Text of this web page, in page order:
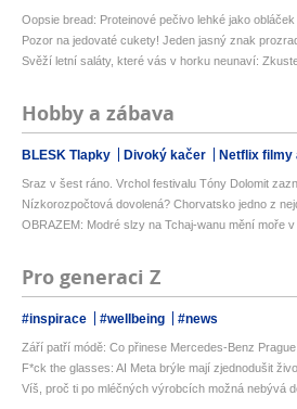
Oopsie bread: Proteinové pečivo lehké jako obláček
Pozor na jedovaté cukety! Jeden jasný znak
Svěží letní saláty, které vás v horku neunaví: Zkuste
Hobby a zábava
BLESK Tlapky Divoký kačer Netflix filmy
Sraz v šest ráno. Vrchol festivalu Tóny Dolomit
Nízkorozpočtová dovolená? Chorvatsko jedno z
OBRAZEM: Modré slzy na Tchaj-wanu mění moře
Pro generaci Z
#inspirace #wellbeing #news
Září patří módě: Co přinese Mercedes-Benz
F*ck the glasses: AI Meta brýle mají zjednodušit
Víš, proč ti po mléčných výrobcích možná nebývá